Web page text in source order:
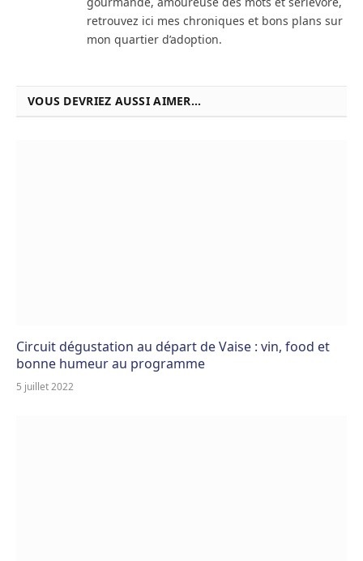
retrouvez ici mes chroniques et bons plans sur
mon quartier d’adoption.
VOUS DEVRIEZ AUSSI AIMER...
Circuit dégustation au départ de Vaise : vin, food et
bonne humeur au programme
5 juillet 2022